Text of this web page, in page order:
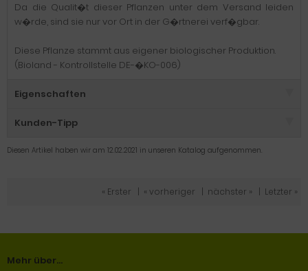
Da die Qualit�t dieser Pflanzen unter dem Versand leiden
w�rde, sind sie nur vor Ort in der G�rtnerei verf�gbar.
Diese Pflanze stammt aus eigener biologischer Produktion.
(Bioland - Kontrollstelle DE-�KO-006)
Eigenschaften
Kunden-Tipp
Diesen Artikel haben wir am 12.02.2021 in unseren Katalog aufgenommen.
« Erster « vorheriger nächster » Letzter »
Mehr über...